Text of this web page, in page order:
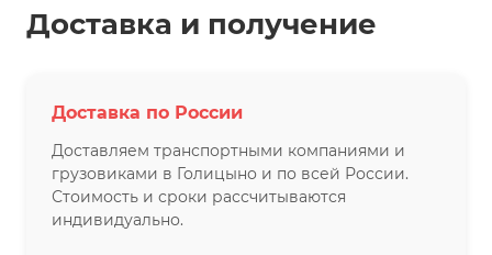
Доставка и получение
Доставка по России
Доставляем транспортными компаниями и
грузовиками в Голицыно и по всей России.
Стоимость и сроки рассчитываются
индивидуально.